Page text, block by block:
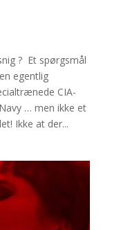
? Et spørgsmål
egentlig
CIA-
… men ikke et
Ikke at der...